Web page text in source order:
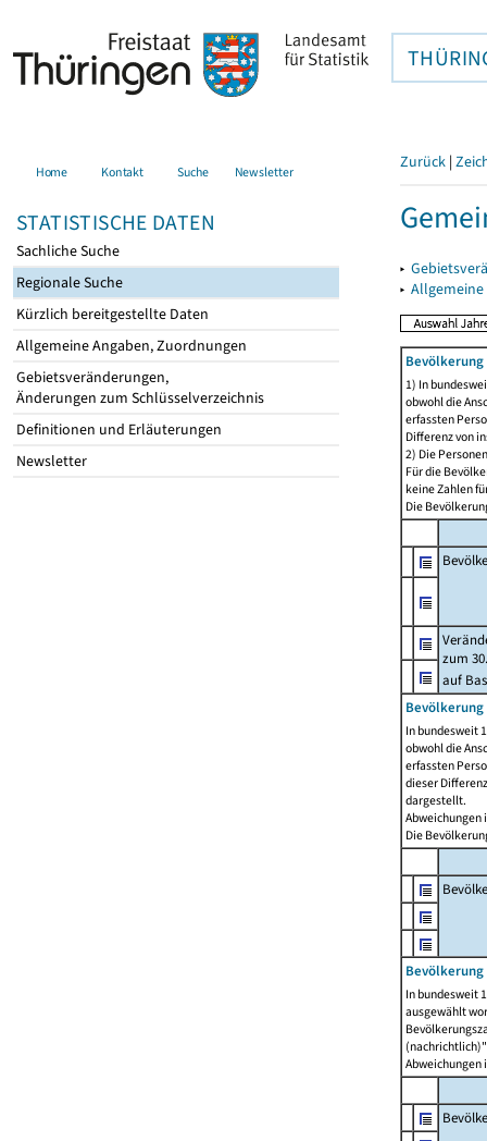
Home Kontakt Suche Newsletter
STATISTISCHE DATEN
Sachliche Suche
Regionale Suche
Kürzlich bereitgestellte Daten
Allgemeine Angaben, Zuordnungen
Gebietsveränderungen,
Änderungen zum Schlüsselverzeichnis
Definitionen und Erläuterungen
Newsletter
Zurück |
▸
▸
1) In
obwohl die
erfassten
Differenz von
2) Die
Für die
keine Zahlen
Die
zum
auf
Bevölkerung
In bundesweit
obwohl die
erfassten
dieser
dargestellt.
Abweichungen
Die
In bundesweit
ausgewählt
Abweichungen